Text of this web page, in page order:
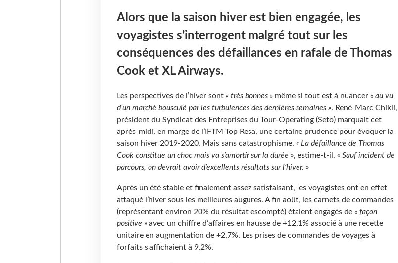
Alors que la saison hiver est bien engagée, les
voyagistes s’interrogent malgré tout sur les
conséquences des défaillances en rafale de Thomas
Cook et XL Airways.
Les perspectives de l’hiver sont « très bonnes »même si tout est à nuancer « au vu
d’un marché bousculé par les turbulences des dernières semaines ». René-Marc Chikli,
président du Syndicat des Entreprises du Tour-Operating (Seto) marquait cet
après-midi, en marge de l’IFTM Top Resa, une certaine prudence pour évoquer la
saison hiver 2019-2020. Mais sans catastrophisme. « La défaillance de Thomas
Cook constitue un choc mais va s’amortir sur la durée », estime-t-il. « Sauf incident de
parcours, on devrait avoir d’excellents résultats sur l’hiver. »
Après un été stable et finalement assez satisfaisant, les voyagistes ont en effet
attaqué l’hiver sous les meilleures augures. A fin août, les carnets de commandes
(représentant environ 20% du résultat escompté) étaient engagés de « façon
positive »avec un chiffre d’affaires en hausse de +12,1% associé à une recette
unitaire en augmentation de +2,7%. Les prises de commandes de voyages à
forfaits s’affichaient à 9,2%.